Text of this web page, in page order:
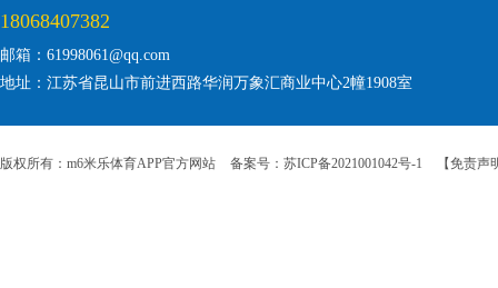
18068407382
邮箱：61998061@qq.com
地址：江苏省昆山市前进西路华润万象汇商业中心2幢1908室
版权所有：m6米乐体育APP官方网站 备案号：苏ICP备2021001042号-1 【免责声